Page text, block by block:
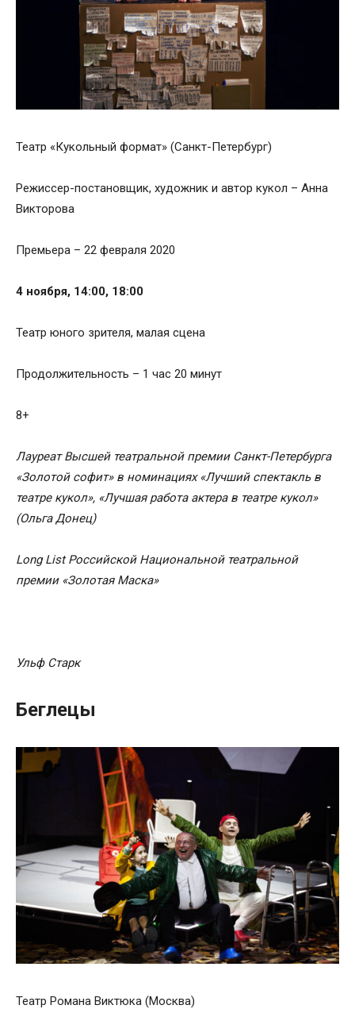
Театр «Кукольный формат» (Санкт-Петербург)
Режиссер-постановщик, художник и автор кукол – Анна
Викторова
Премьера – 22 февраля 2020
4 ноября, 14:00, 18:00
Театр юного зрителя, малая сцена
Продолжительность – 1 час 20 минут
8+
Лауреат Высшей театральной премии Санкт-Петербурга
«Золотой софит» в номинациях «Лучший спектакль в
театре кукол», «Лучшая работа актера в театре кукол»
(Ольга Донец)
Long List Российской Национальной театральной
премии «Золотая Маска»
Ульф Старк
Беглецы
Театр Романа Виктюка (Москва)